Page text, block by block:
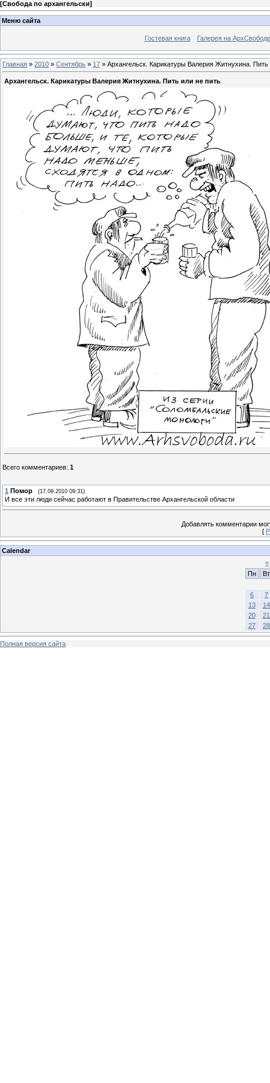
[Свобода по архангельски]
Меню сайта
Гостевая книга Галерея на АрхСвободе
Главная » 2010 » Сентябрь » 17 » Архангельск. Карикатуры Валерия Житнухина. Пить
Архангельск. Карикатуры Валерия Житнухина. Пить или не пить
Всего комментариев: 1
1 Помор (17.09.2010 09:31)
И все эти люди сейчас работают в Правительстве Архангельской области
Добавлять комментарии
[
Calendar
«
Пн
Вт
6
7
13
14
20
21
27
28
Полная версия сайта